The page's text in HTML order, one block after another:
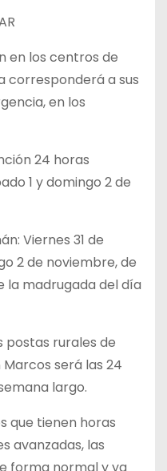
en los centros de
corresponderá a sus
en los
24 horas
1 y domingo 2 de
Viernes 31 de
2 de noviembre, de
la madrugada del día
postas rurales de
será las 24
largo.
que tienen horas
avanzadas, las
forma normal y ya